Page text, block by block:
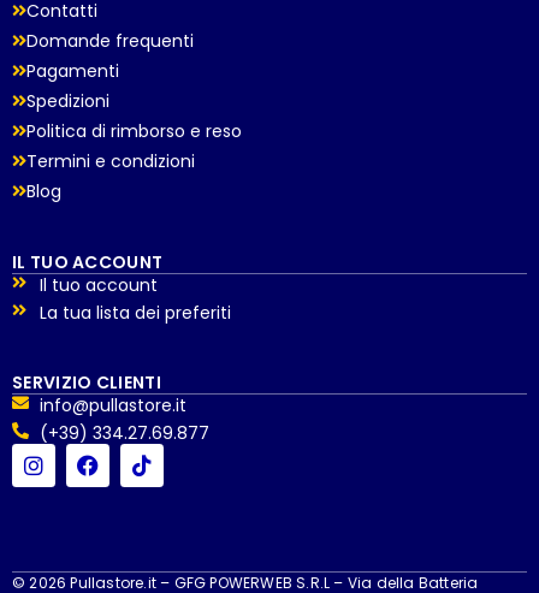
Contatti
Domande frequenti
Pagamenti
Spedizioni
Politica di rimborso e reso
Termini e condizioni
Blog
IL TUO ACCOUNT
Il tuo account
La tua lista dei preferiti
SERVIZIO CLIENTI
info@pullastore.it
(+39) 334.27.69.877
© 2026 Pullastore.it – GFG POWERWEB S.R.L – Via della Batteria